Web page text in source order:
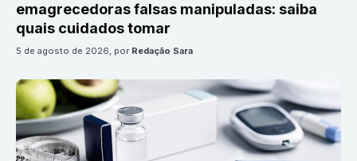
emagrecedoras falsas manipuladas: saiba
quais cuidados tomar
5 de agosto de 2026, por Redação Sara